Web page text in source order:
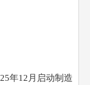
年12月启动制造